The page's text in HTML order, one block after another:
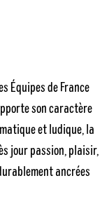
Équipes de France
son caractère
et ludique, la
jour passion, plaisir,
ancrées